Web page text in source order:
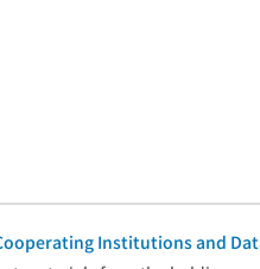
Institutions and